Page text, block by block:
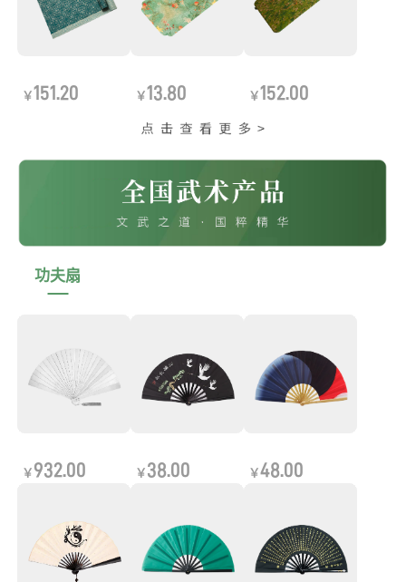
￥151.20 ￥13.80 ￥152.00
功夫扇
￥ 932.00 ￥ 38.00 ￥48.00